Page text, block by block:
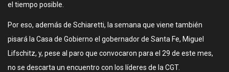
el tiempo posible.
Por eso, además de Schiaretti, la semana que viene también
pisará la Casa de Gobierno el gobernador de Santa Fe, Miguel
Lifschitz, y, pese al paro que convocaron para el 29 de este mes,
no se descarta un encuentro con los líderes de la CGT.